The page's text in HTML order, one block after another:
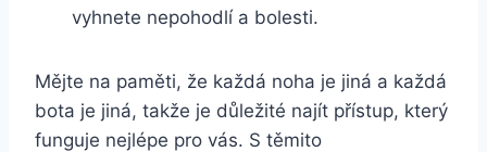
vyhnete ​nepohodlí a bolesti.
Mějte na paměti, že každá noha je jiná​ a každá
bota je jiná, takže je důležité najít přístup, který
funguje nejlépe pro vás.⁢ S těmito‍